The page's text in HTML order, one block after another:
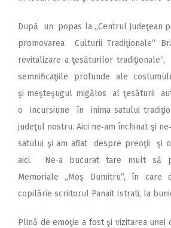
După un popas la „Centrul Judeţean
promovarea Culturii Tradiţionale“
revitalizare a ţesăturilor tradiţionale“,
semnificaţiile profunde ale
şi meşteşugul migălos al ţesăturii
o incursiune în inima satului
judeţul nostru. Aici ne‑am închinat şi
satului şi am aflat despre preoţii şi
aici. Ne‑a bucurat tare mult să
Memoriale „Moş Dumitru“, în care
copilărie scriitorul Panait Istrati, la
Plină de emoţie a fost şi vizitarea unei